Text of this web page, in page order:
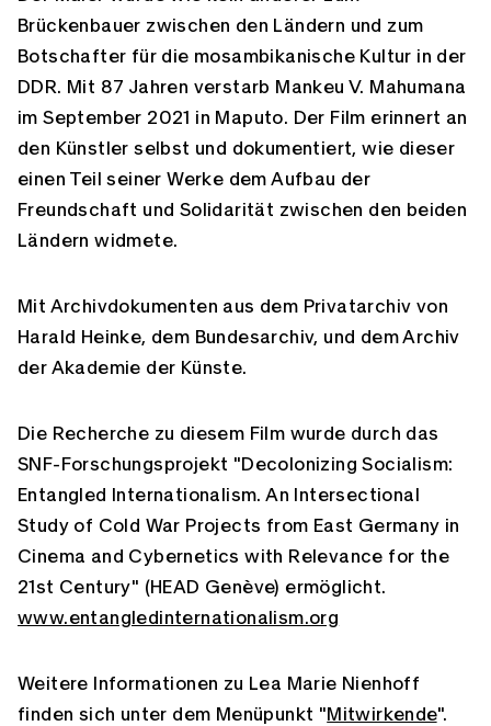
Brückenbauer zwischen den Ländern und zum
Botschafter für die mosambikanische Kultur in der
DDR. Mit 87 Jahren verstarb Mankeu V. Mahumana
im September 2021 in Maputo. Der Film erinnert an
den Künstler selbst und dokumentiert, wie dieser
einen Teil seiner Werke dem Aufbau der
Freundschaft und Solidarität zwischen den beiden
Ländern widmete.
Mit Archivdokumenten aus dem Privatarchiv von
Harald Heinke, dem Bundesarchiv, und dem Archiv
der Akademie der Künste.
Die Recherche zu diesem Film wurde durch das
SNF-Forschungsprojekt "Decolonizing Socialism:
Entangled Internationalism. An Intersectional
Study of Cold War Projects from East Germany in
Cinema and Cybernetics with Relevance for the
21st Century" (HEAD Genève) ermöglicht.
www.entangledinternationalism.org
Weitere Informationen zu Lea Marie Nienhoff
finden sich unter dem Menüpunkt "Mitwirkende".